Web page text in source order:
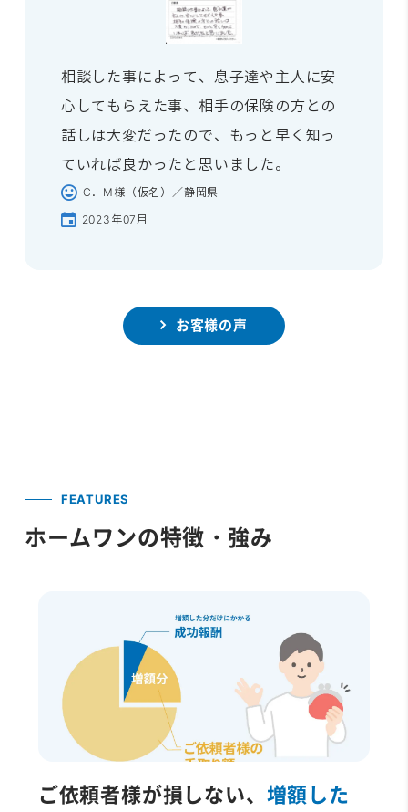
相談した事によって、息子達や主人に安
心してもらえた事、相手の保険の方との
話しは大変だったので、もっと早く知っ
ていれば良かったと思いました。
C．M様（仮名）／静岡県
2023年07月
お客様の声
FEATURES
ホームワンの特徴・強み
ご依頼者様が損しない、 増額した